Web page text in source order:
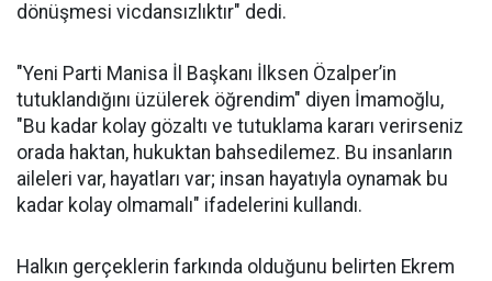
dönüşmesi vicdansızlıktır" dedi.
"Yeni Parti Manisa İl Başkanı İlksen Özalper’in
tutuklandığını üzülerek öğrendim" diyen İmamoğlu,
"Bu kadar kolay gözaltı ve tutuklama kararı verirseniz
orada haktan, hukuktan bahsedilemez. Bu insanların
aileleri var, hayatları var; insan hayatıyla oynamak bu
kadar kolay olmamalı" ifadelerini kullandı.
Halkın gerçeklerin farkında olduğunu belirten Ekrem